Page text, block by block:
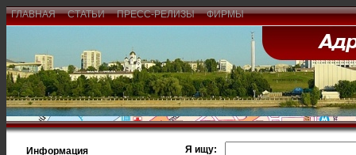
ГЛАВНАЯ СТАТЬИ ПРЕСС-РЕЛИЗЫ ФИРМЫ
Информация
Я ищу: